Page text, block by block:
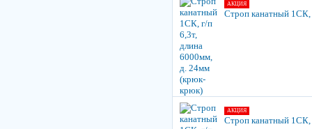
АКЦИЯ
Строп канатный
АКЦИЯ
Строп канатный 1СК,